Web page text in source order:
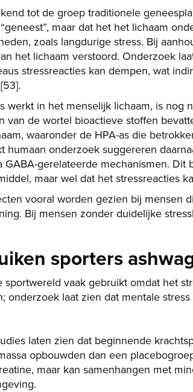
tot de groep traditionele
maar dat het het lichaam
zoals langdurige stress. Bij
het lichaam verstoord. Onderzoek
stressreacties kan dempen, wat
werkt in het menselijk lichaam, is nog
van de wortel bioactieve stoffen
waaronder de HPA-as die
humaan onderzoek suggereren
gerelateerde mechanismen. Dit
maar wel dat het stressreacties
vooral worden gezien bij mensen
Bij mensen zonder duidelijke
sporters
vaak gebruikt omdat het
onderzoek laat zien dat mentale
laten zien dat beginnende
opbouwden dan een
maar kan samenhangen met